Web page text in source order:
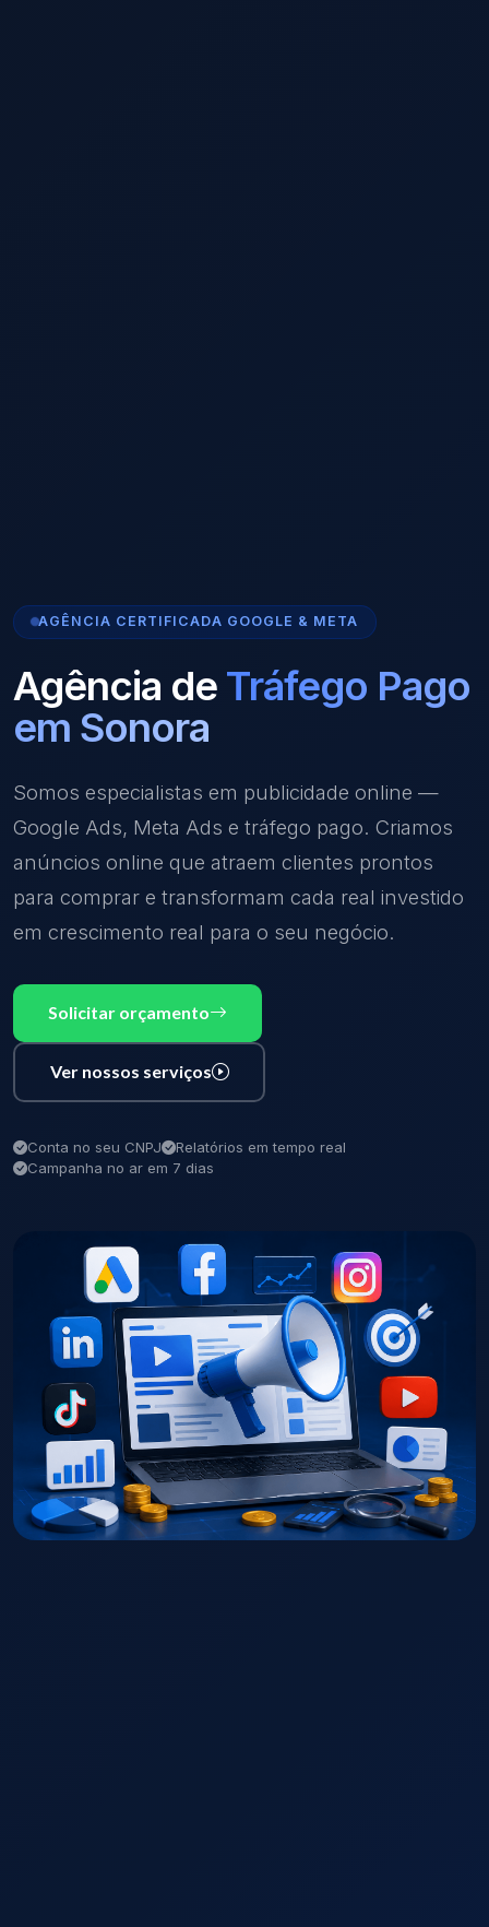
AGÊNCIA CERTIFICADA GOOGLE & META
Agência de Tráfego Pago
em Sonora
Somos especialistas em publicidade online —
Google Ads, Meta Ads e tráfego pago. Criamos
anúncios online que atraem clientes prontos
para comprar e transformam cada real investido
em crescimento real para o seu negócio.
Solicitar orçamento
Ver nossos serviços
Conta no seu CNPJ
Relatórios em tempo real
Campanha no ar em 7 dias